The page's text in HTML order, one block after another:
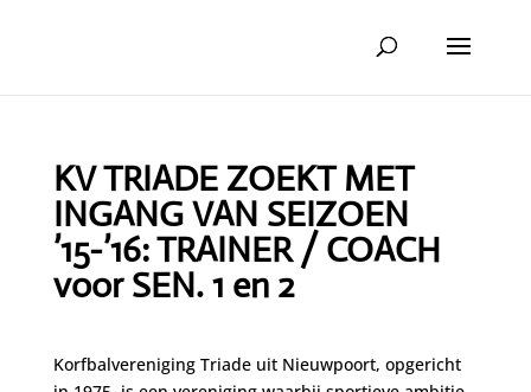
KV TRIADE ZOEKT MET
INGANG VAN SEIZOEN
’15-’16: TRAINER / COACH
voor SEN. 1 en 2
Korfbalvereniging Triade uit Nieuwpoort, opgericht